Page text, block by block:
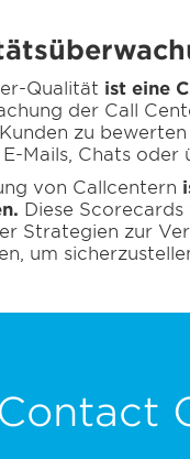
Qualität ist eine
der Call
zu
Mails, Chats
von Callcentern
Diese
Strategien zur
um